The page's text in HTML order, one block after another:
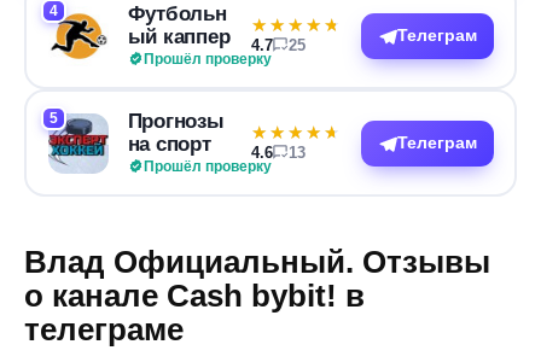
4
Футбольн
ый каппер
Прошёл проверку
★★★★★
★★★★★
4.7 25
Телеграм
5
Прогнозы
на спорт
Прошёл проверку
★★★★★
★★★★★
4.6 13
Телеграм
Влад Официальный. Отзывы
о канале Cash bybit! в
телеграме